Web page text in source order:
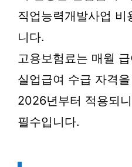
직업능력개발사업 비
니다.
고용보험료는 매월
실업급여 수급 자격
2026년부터 적용되
필수입니다.